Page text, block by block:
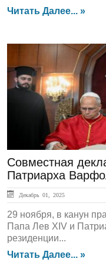
Читать Далее... »
ГЛАВНАЯ
Совместная
Патриарха
Декабрь 01, 2025
29 ноября, в канун
Папа Лев XIV и
резиденции...
Читать Далее... »